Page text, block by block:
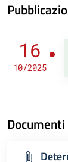
16
10/2025
Documenti